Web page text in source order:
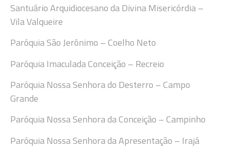
Santuário Arquidiocesano da Divina Misericórdia –
Vila Valqueire
Paróquia São Jerônimo – Coelho Neto
Paróquia Imaculada Conceição – Recreio
Paróquia Nossa Senhora do Desterro – Campo
Grande
Paróquia Nossa Senhora da Conceição – Campinho
Paróquia Nossa Senhora da Apresentação – Irajá